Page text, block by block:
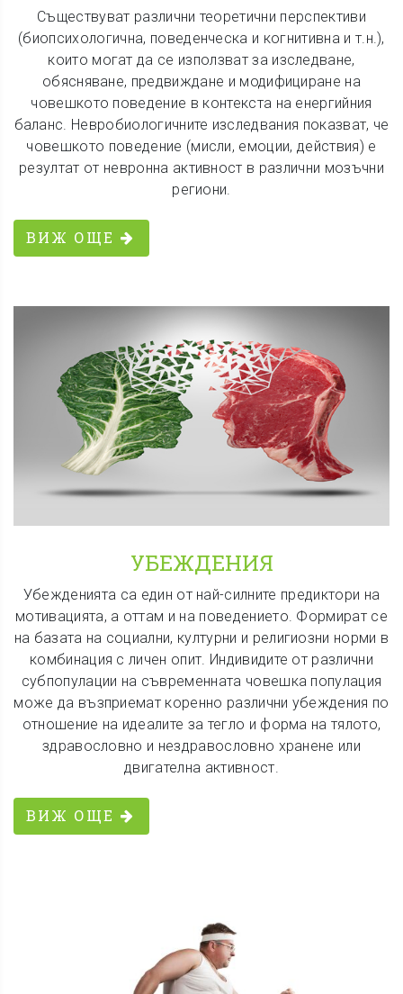
Съществуват различни теоретични перспективи
(биопсихологична, поведенческа и когнитивна и т.н.),
които могат да се използват за изследване,
обясняване, предвиждане и модифициране на
човешкото поведение в контекста на енергийния
баланс. Невробиологичните изследвания показват, че
човешкото поведение (мисли, емоции, действия) е
резултат от невронна активност в различни мозъчни
региони.
ВИЖ ОЩЕ
УБЕЖДЕНИЯ
Убежденията са един от най-силните предиктори на
мотивацията, а оттам и на поведението. Формират се
на базата на социални, културни и религиозни норми в
комбинация с личен опит. Индивидите от различни
субпопулации на съвременната човешка популация
може да възприемат коренно различни убеждения по
отношение на идеалите за тегло и форма на тялото,
здравословно и нездравословно хранене или
двигателна активност.
ВИЖ ОЩЕ